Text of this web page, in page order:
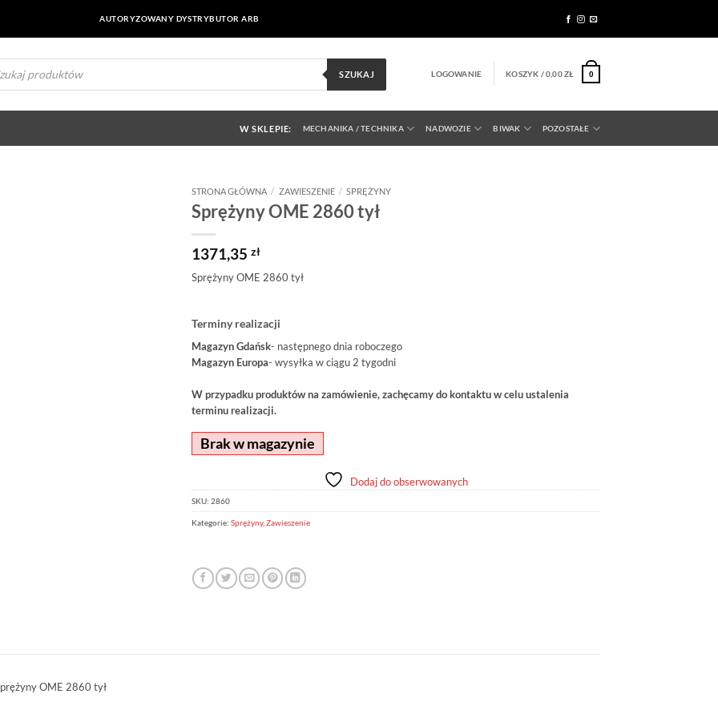
AUTORYZOWANY DYSTRYBUTOR ARB
SZUKAJ LOGOWANIE KOSZYK /0,00ZŁ 0
W SKLEPIE: MECHANIKA / TECHNIKA NADWOZIE BIWAK POZOSTAŁE
STRONA GŁÓWNA / ZAWIESZENIE / SPRĘŻYNY
Sprężyny OME 2860 tył
1371,35 zł
Sprężyny OME 2860 tył
Terminy realizacji
Magazyn Gdańsk- następnego dnia roboczego
Magazyn Europa- wysyłka w ciągu 2 tygodni
W przypadku produktów na zamówienie, zachęcamy do kontaktu w celu ustalenia
terminu realizacji.
Brak w magazynie
Dodaj do obserwowanych
SKU: 2860
Kategorie: Sprężyny, Zawieszenie
OME 2860 tył